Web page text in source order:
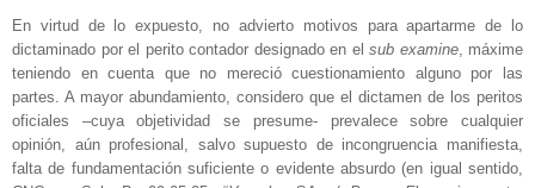
En virtud de lo expuesto, no advierto motivos para apartarme de lo
dictaminado por el perito contador designado en el sub examine, máxime
teniendo en cuenta que no mereció cuestionamiento alguno por las
partes. A mayor abundamiento, considero que el dictamen de los peritos
oficiales –cuya objetividad se presume- prevalece sobre cualquier
opinión, aún profesional, salvo supuesto de incongruencia manifiesta,
falta de fundamentación suficiente o evidente absurdo (en igual sentido,